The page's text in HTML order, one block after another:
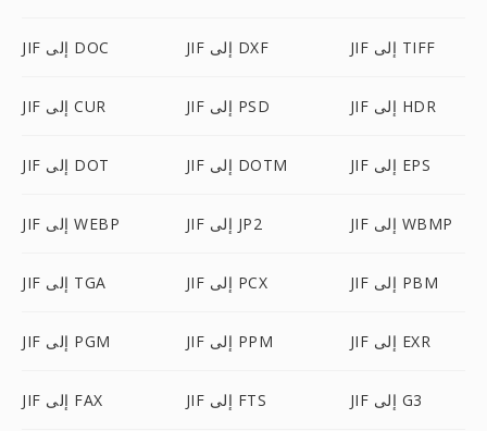
JIF إلى DOC JIF إلى DXF JIF إلى TIFF
JIF إلى CUR JIF إلى PSD JIF إلى HDR
JIF إلى DOT JIF إلى DOTM JIF إلى EPS
JIF إلى WEBP JIF إلى JP2 JIF إلى WBMP
JIF إلى TGA JIF إلى PCX JIF إلى PBM
JIF إلى PGM JIF إلى PPM JIF إلى EXR
JIF إلى FAX JIF إلى FTS JIF إلى G3